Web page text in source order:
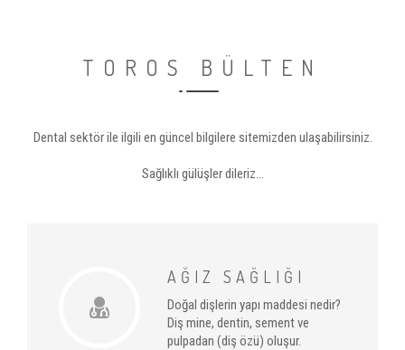
TOROS BÜLTEN
Dental sektör ile ilgili en güncel bilgilere sitemizden ulaşabilirsiniz.
Sağlıklı gülüşler dileriz...
AĞIZ SAĞLIĞI
Doğal dişlerin yapı maddesi nedir?
Diş mine, dentin, sement ve
pulpadan (diş özü) oluşur.